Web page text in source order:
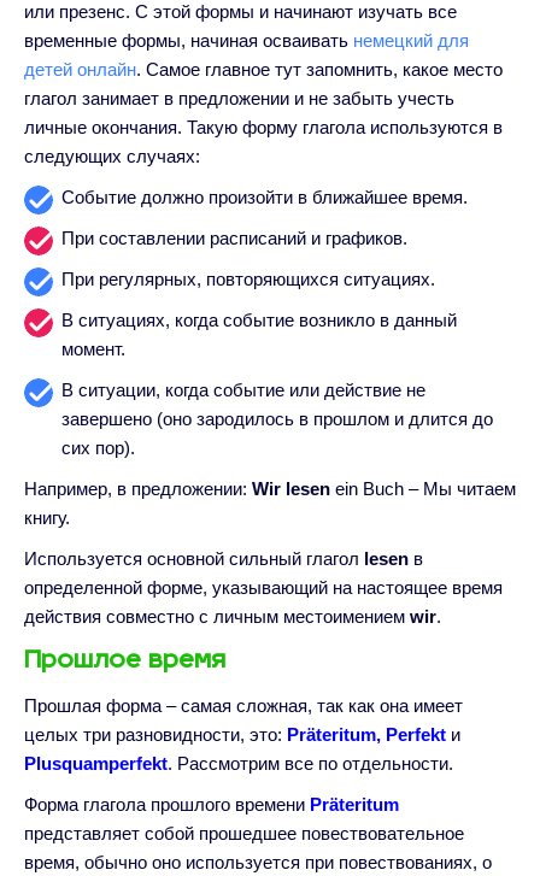
или презенс. С этой формы и начинают изучать все
временные формы, начиная осваивать немецкий для
детей онлайн. Самое главное тут запомнить, какое место
глагол занимает в предложении и не забыть учесть
личные окончания. Такую форму глагола используются в
следующих случаях:
Событие должно произойти в ближайшее время.
При составлении расписаний и графиков.
При регулярных, повторяющихся ситуациях.
В ситуациях, когда событие возникло в данный
момент.
В ситуации, когда событие или действие не
завершено (оно зародилось в прошлом и длится до
сих пор).
Например, в предложении: Wir lesen ein Buch – Мы читаем
книгу.
Используется основной сильный глагол lesen в
определенной форме, указывающий на настоящее время
действия совместно с личным местоимением wir.
Прошлое время
Прошлая форма – самая сложная, так как она имеет
целых три разновидности, это: Präteritum, Perfekt и
Plusquamperfekt. Рассмотрим все по отдельности.
Форма глагола прошлого времени Präteritum
представляет собой прошедшее повествовательное
время, обычно оно используется при повествованиях, о